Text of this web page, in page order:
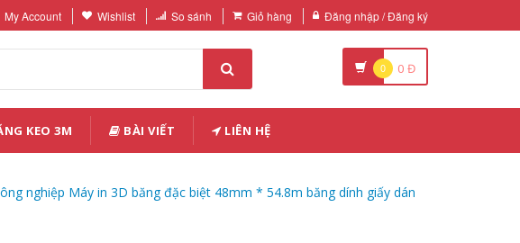
My Account Wishlist So sánh Giỏ hàng Đăng nhập / Đăng ký
0 0 Đ
KEO 3M BÀI VIẾT LIÊN HỆ
nghiệp Máy in 3D băng đặc biệt 48mm * 54.8m băng dính giấy dán